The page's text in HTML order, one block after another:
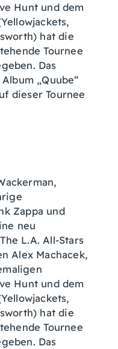
Hunt und dem
hat die
Tournee
Das
„Quube“
dieser Tournee
Zappa und
neu
L.A. All-Stars
Alex Machacek,
Hunt und dem
hat die
Tournee
Das